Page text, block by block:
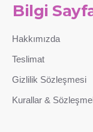
Bilgi
Hakkımızda
Teslimat
Gizlilik Sözleşmesi
Kurallar &